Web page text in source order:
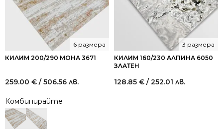
КИЛИМ 200/290 МОНА 3671
6 размера
259.00 € / 506.56 лв.
Комбинирайте
КИЛИМ 160/230 АЛПИНА 6050
ЗЛАТЕН
3 размера
128.85 € / 252.01 лв.